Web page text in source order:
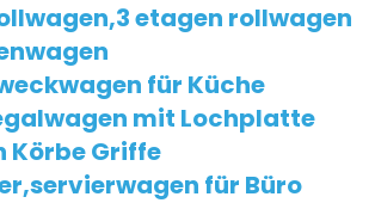
etagen rollwagen
für Küche
mit Lochplatte
Körbe Griffe
für Büro